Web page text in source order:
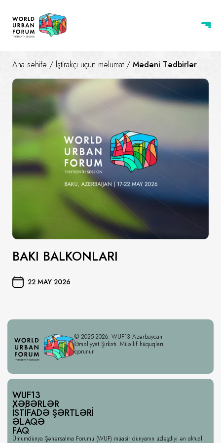
Ana səhifə / İştirakçı üçün məlumat/ Mədəni Tədbirlər
BAKI BALKONLARI
22 MAY 2026
© 2025-2026. WUF13 Azərbaycan
Əməliyyat Şirkəti. Müəllif hüquqları
qorunur.
WUF13
XƏBƏRLƏR
İSTIFADƏ ŞƏRTLƏRI
ƏLAQƏ
FAQ
Ümumdünya Şəhərsalma Forumu (WUF) müasir dünyanın üzləşdiyi ən aktual